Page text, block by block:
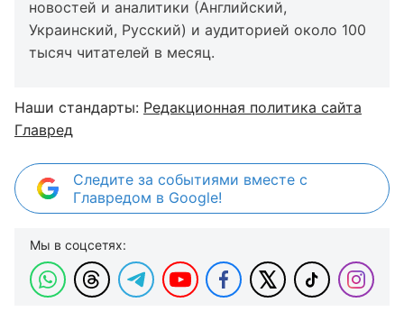
новостей и аналитики (Английский,
Украинский, Русский) и аудиторией около 100
тысяч читателей в месяц.
Наши стандарты: Редакционная политика сайта
Главред
Следите за событиями вместе с
Главредом в Google!
Мы в соцсетях: